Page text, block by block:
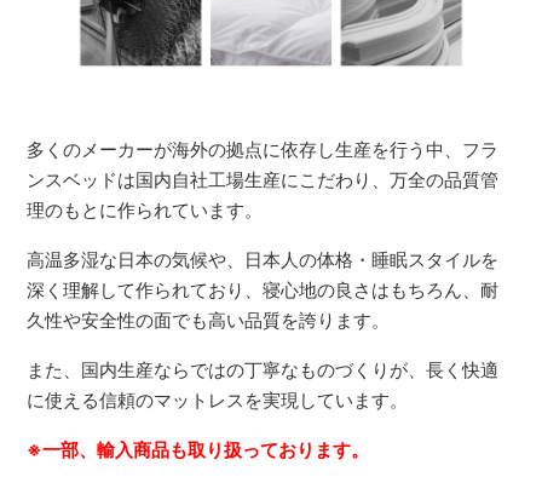
多くのメーカーが海外の拠点に依存し生産を行う中、フラ
ンスベッドは国内自社工場生産にこだわり、万全の品質管
理のもとに作られています。
高温多湿な日本の気候や、日本人の体格・睡眠スタイルを
深く理解して作られており、寝心地の良さはもちろん、耐
久性や安全性の面でも高い品質を誇ります。
また、国内生産ならではの丁寧なものづくりが、長く快適
に使える信頼のマットレスを実現しています。
※一部、輸入商品も取り扱っております。